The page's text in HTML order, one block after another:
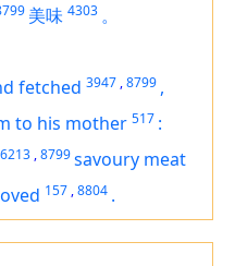
美味 4303 。
fetched 3947 ,8799 ,
to his mother 517 :
6213 ,8799savoury meat
157 ,8804 .